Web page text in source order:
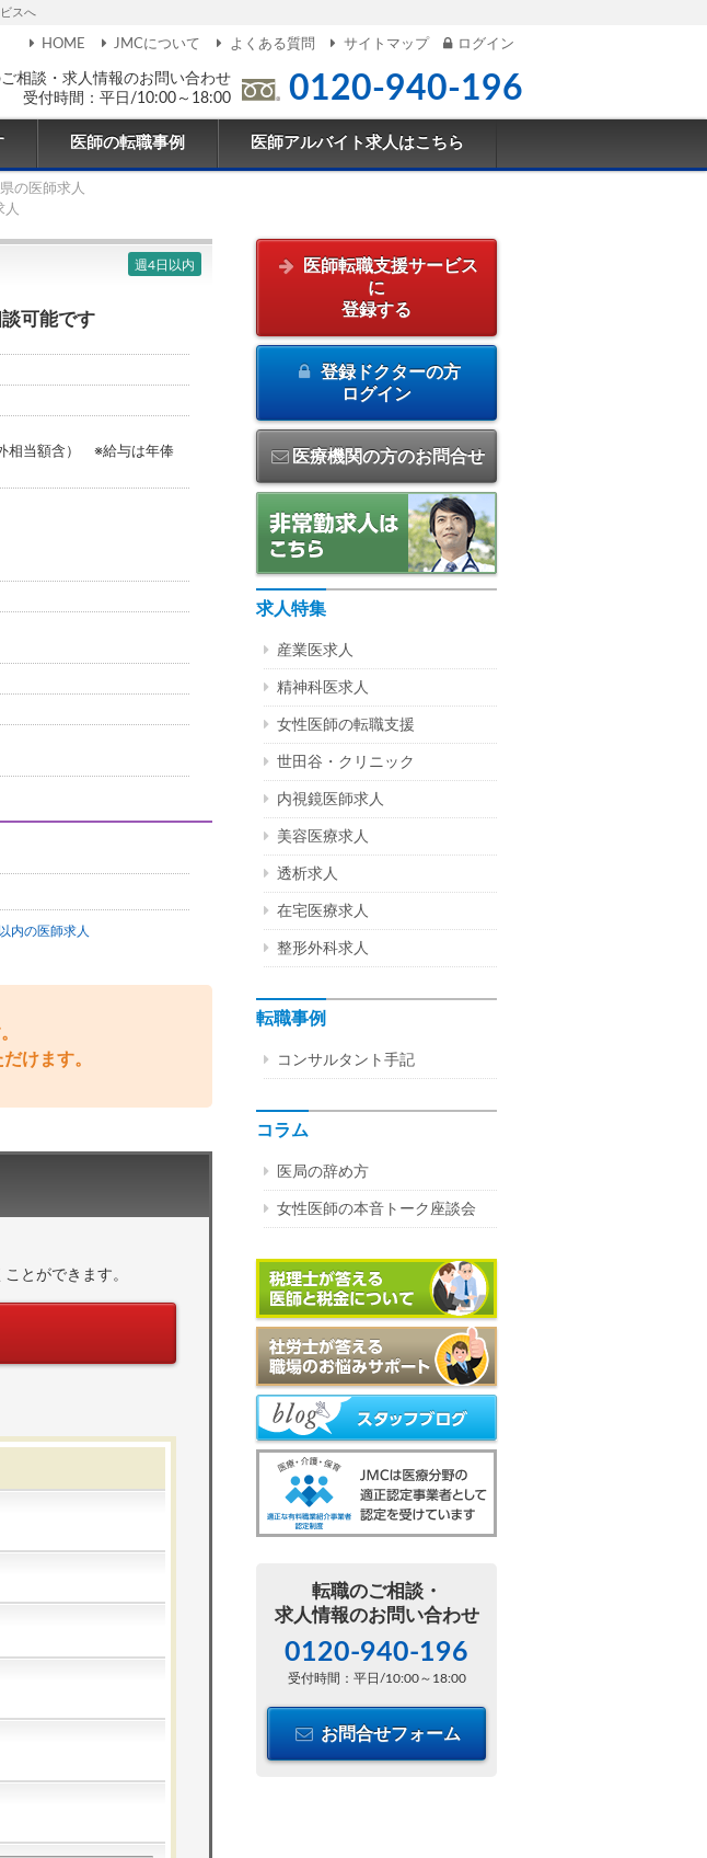
スへ
相談・求人情報のお問い合わせ
受付時間：平日/10:00～18:00
0120-940-196
HOME JMCについて よくある質問 サイトマップ ログイン
医師の転職事例 医師アルバイト求人はこちら
の医師求人
人
週4日以内
可能です
相当額含） ※給与は年俸
内の医師求人
けます。
とができます。
医師転職支援サービス
に
登録する
登録ドクターの方
ログイン
医療機関の方のお問合せ
求人特集
産業医求人
精神科医求人
女性医師の転職支援
世田谷・クリニック
内視鏡医師求人
美容医療求人
透析求人
在宅医療求人
整形外科求人
転職事例
コンサルタント手記
コラム
医局の辞め方
女性医師の本音トーク座談会
転職のご相談・
求人情報のお問い合わせ
0120-940-196
受付時間：平日/10:00～18:00
お問合せフォーム